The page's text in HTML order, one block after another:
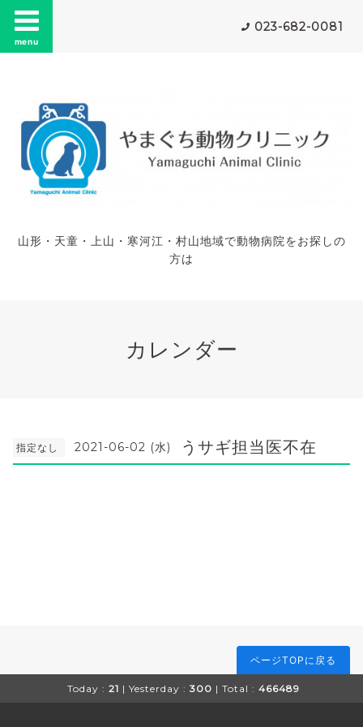
menu
023-682-0081
山形・天童・上山・寒河江・村山地域で動物病院をお探しの
方は
カレンダー
指定なし 2021-06-02 (水) うサギ担当医不在
ページTOPに戻る
Today : 21 | Yesterday : 300 | Total : 466489